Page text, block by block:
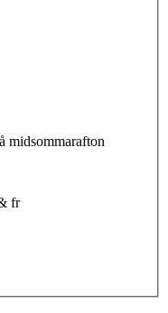
midsommarafton
fr